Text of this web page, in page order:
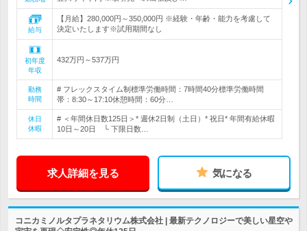
給与
【月給】280,000円～350,000円 ※経験・年齢・能力を考慮して
決定いたします※試用期間なし
初年度
年収
432万円～537万円
勤務
時間
# フレックスタイム制標準労働時間：7時間40分標準労働時間
帯：8:30～17:10休憩時間：60分…
休日
休暇
# ＜年間休日数125日＞* 週休2日制（土日）* 祝日* 年間有給休暇
10日～20日 └ 下限日数…
求人詳細を見る 気になる
コニカミノルタプラネタリウム株式会社 | 最新テクノロジーで美しい星空や